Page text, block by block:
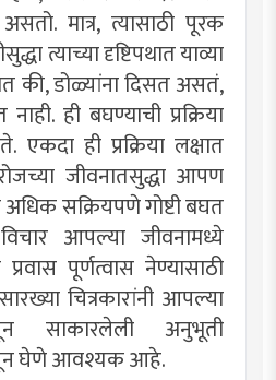
मात्र, त्यासाठी पूरक
त्याच्या दृष्टिपथात याव्या
की, डोळ्यांना दिसत असतं,
ही बघण्याची प्रक्रिया
ही प्रक्रिया लक्षात
जीवनातसुद्धा आपण
सक्रियपणे गोष्टी बघत
आपल्या जीवनामध्ये
पूर्णत्वास नेण्यासाठी
चित्रकारांनी आपल्या
साकारलेली अनुभूती
घेणे आवश्यक आहे.